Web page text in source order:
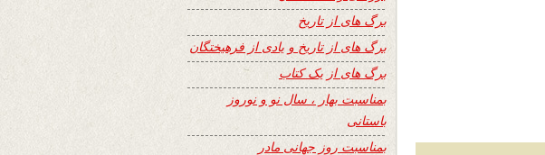
برگ های از تاریخ
برگ های از تاریخ و یادی از فرهیختگان
برگ های از یک کتاب
بمناسبت بهار ، سال نو و نوروز
باستانی
بمناسبت روز جهانی مادر